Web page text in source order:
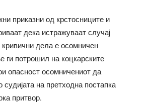
приказни од крстосниците и
дека истражуваат случај
дела е осомничен
ги потрошил на коцкарските
опасност осомничениот да
на претходна постапка
притвор.